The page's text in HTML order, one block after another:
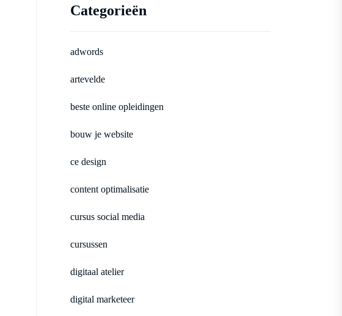
Categorieën
adwords
artevelde
beste online opleidingen
bouw je website
ce design
content optimalisatie
cursus social media
cursussen
digitaal atelier
digital marketeer